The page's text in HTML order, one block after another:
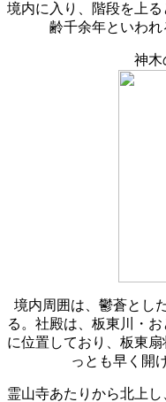
境内に入り、階段を上
齢千余年といわれ
神
境内周囲は、鬱蒼とし
る。社殿は、板東川・
に位置しており、板東
っとも早く開
霊山寺あたりから北上